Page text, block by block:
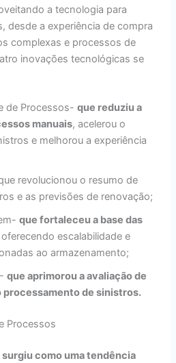
a tecnologia para
desde a experiência de compra
complexas e processos de
inovações tecnológicas se
de Processos-que reduziu a
manuais, acelerou o
e melhorou a experiência
revolucionou o resumo de
e as previsões de renovação;
que fortaleceu a base das
oferecendo escalabilidade e
ao armazenamento;
que aprimorou a avaliação de
de sinistros.
Processos
como uma tendência